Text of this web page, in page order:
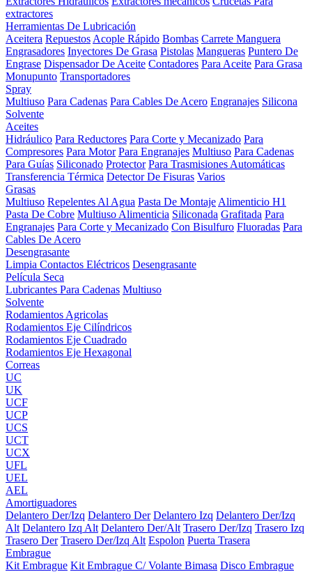
extractores
Herramientas De Lubricación
Aceitera Repuestos Acople Rápido Bombas Carrete Manguera
Engrasadores Inyectores De Grasa Pistolas Mangueras Puntero De
Engrase Dispensador De Aceite Contadores Para Aceite Para Grasa
Monupunto Transportadores
Spray
Multiuso Para Cadenas Para Cables De Acero Engranajes Silicona
Solvente
Aceites
Hidráulico Para Reductores Para Corte y Mecanizado Para
Compresores Para Motor Para Engranajes Multiuso Para Cadenas
Para Guías Siliconado Protector Para Trasmisiones Automáticas
Transferencia Térmica Detector De Fisuras Varios
Grasas
Multiuso Repelentes Al Agua Pasta De Montaje Alimenticio H1
Pasta De Cobre Multiuso Alimenticia Siliconada Grafitada Para
Engranajes Para Corte y Mecanizado Con Bisulfuro Fluoradas Para
Cables De Acero
Desengrasante
Limpia Contactos Eléctricos Desengrasante
Película Seca
Lubricantes Para Cadenas Multiuso
Solvente
Rodamientos Agricolas
Rodamientos Eje Cilíndricos
Rodamientos Eje Cuadrado
Rodamientos Eje Hexagonal
Correas
UC
UK
UCF
UCP
UCS
UCT
UCX
UFL
UEL
AEL
Amortiguadores
Delantero Der/Izq Delantero Der Delantero Izq Delantero Der/Izq
Alt Delantero Izq Alt Delantero Der/Alt Trasero Der/Izq Trasero Izq
Trasero Der Trasero Der/Izq Alt Espolon Puerta Trasera
Embrague
Kit Embrague Kit Embrague C/ Volante Bimasa Disco Embrague